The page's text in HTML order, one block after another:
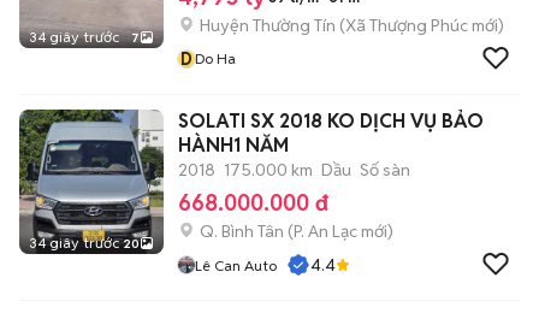
34 giây trước 7
Huyện Thường Tín (Xã Thượng Phúc mới)
DDo Ha
34 giây trước 20
SOLATI SX 2018 KO DỊCH VỤ BẢO
HÀNH1 NĂM
2018 175.000 km Dầu Số sàn
668.000.000 đ
Q. Bình Tân (P. An Lạc mới)
Lê Can Auto 4.4